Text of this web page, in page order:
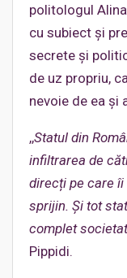
politologul
cu subiect și
secrete și
de uz propriu,
nevoie de ea și
,,Statul din
infiltrarea de
direcți pe care
sprijin. Și tot
complet
Pippidi.